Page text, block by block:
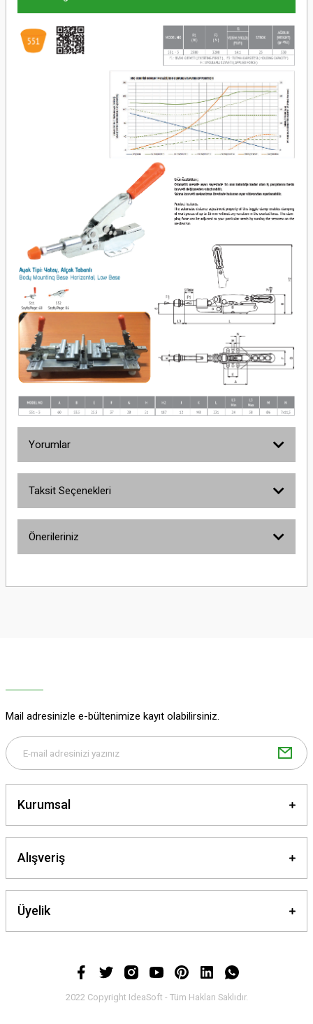
Yorumlar
Taksit Seçenekleri
Önerileriniz
yetersiz gördüğünüz noktaları öneri formunu kullanarak tarafımıza
Bu ürüne benzer farklı alternatifler olmalı.
Mail adresinizle e-bültenimize kayıt olabilirsiniz.
Kurumsal
Alışveriş
Üyelik
2022 Copyright IdeaSoft - Tüm Hakları Saklıdır.